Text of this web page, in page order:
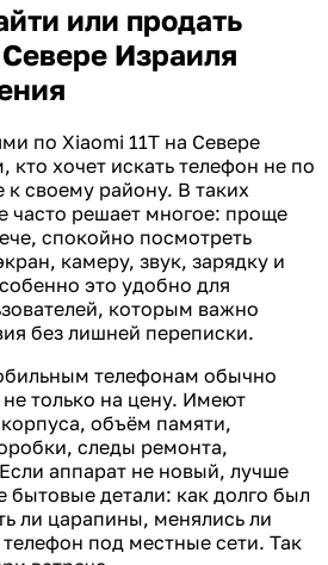
или продать
Израиля
по Xiaomi 11T на Севере
кто хочет искать телефон не по
к своему району. В таких
часто решает многое: проще
спокойно посмотреть
камеру, звук, зарядку и
это удобно для
которым важно
без лишней переписки.
телефонам обычно
только на цену. Имеют
объём памяти,
следы ремонта,
аппарат не новый, лучше
бытовые детали: как долго был
ли царапины, менялись ли
под местные сети. Так